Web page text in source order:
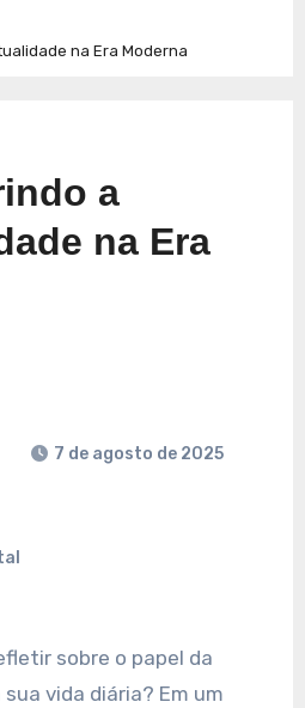
no Presente
e Significado no Presente
na Era Moderna
a
na Era
7 de agosto de 2025
sobre o papel da
sua vida diária? Em um